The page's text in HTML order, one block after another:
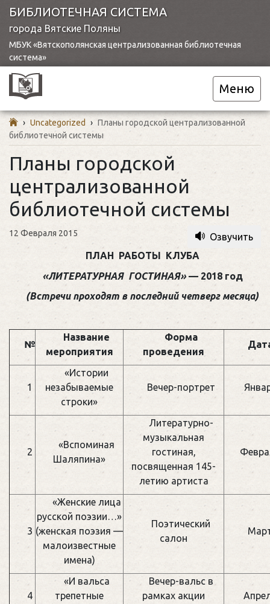
БИБЛИОТЕЧНАЯ СИСТЕМА
города Вятские Поляны
МБУК «Вятскополянская централизованная библиотечная
система»
Меню
› Uncategorized › Планы городской централизованной
библиотечной системы
Планы городской
централизованной
библиотечной системы
12 Февраля 2015
Озвучить
ПЛАН РАБОТЫ КЛУБА
«ЛИТЕРАТУРНАЯ ГОСТИНАЯ»— 2018 год
(Встречи проходят в последний четверг месяца)
№
Название
мероприятия
Форма
проведения
1
«Истории
незабываемые
строки»
Вечер-портрет
2
«Вспоминая
Шаляпина»
Литературно-
музыкальная
гостиная,
посвященная 145-
летию артиста
3
«Женские лица
русской поэзии…»
(женская поэзия —
малоизвестные
имена)
Поэтический
салон
4
«И вальса
трепетные
Вечер-вальс в
рамках акции